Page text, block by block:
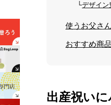
デザイン
使うお父さ
おすすめ商
出産祝い